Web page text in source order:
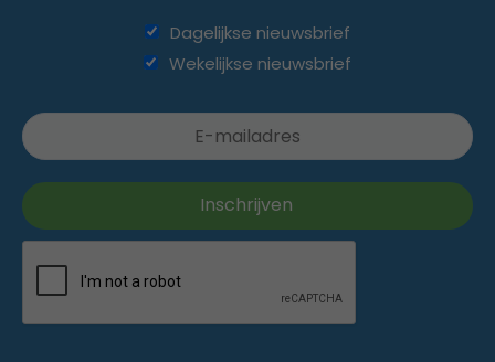
Dagelijkse nieuwsbrief
Wekelijkse nieuwsbrief